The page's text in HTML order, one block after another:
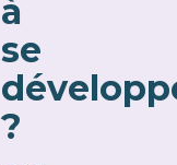
à
se
?